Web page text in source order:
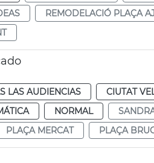
REMODELACIÓ PLAÇA
LAS AUDIENCIAS CIUTAT
NORMAL
PLAÇA MERCAT PLAÇA